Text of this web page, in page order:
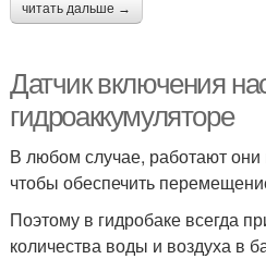
читать дальше →
Датчик включения
гидроаккумуляторе
В любом случае, работают они
чтобы обеспечить
Поэтому в гидробаке всегда
количества воды и воздуха в